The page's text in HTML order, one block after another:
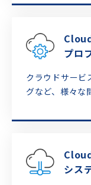
プロ
クラウドサービ
グなど、様々な
シス